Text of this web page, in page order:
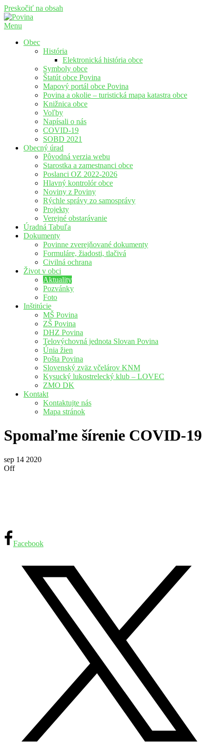
Preskočiť na obsah
Menu
Obec
História
Elektronická história obce
Symboly obce
Štatút obce Povina
Mapový portál obce Povina
Povina a okolie – turistická mapa katastra obce
Knižnica obce
Voľby
Napísali o nás
COVID-19
SOBD 2021
Obecný úrad
Pôvodná verzia webu
Starostka a zamestnanci obce
Poslanci OZ 2022-2026
Hlavný kontrolór obce
Noviny z Poviny
Rýchle správy zo samosprávy
Projekty
Verejné obstarávanie
Úradná Tabuľa
Dokumenty
Povinne zverejňované dokumenty
Formuláre, žiadosti, tlačivá
Civilná ochrana
Život v obci
Aktuality
Pozvánky
Foto
Inštitúcie
MŠ Povina
ZŠ Povina
DHZ Povina
Telovýchovná jednota Slovan Povina
Únia žien
Pošta Povina
Slovenský zväz včelárov KNM
Kysucký lukostrelecký klub – LOVEC
ZMO DK
Kontakt
Kontaktujte nás
Mapa stránok
Spomaľme šírenie COVID-19
sep 14 2020
Off
Facebook